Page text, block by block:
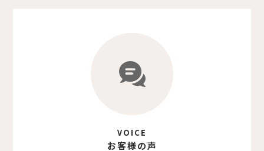
VOICE
お客様の声